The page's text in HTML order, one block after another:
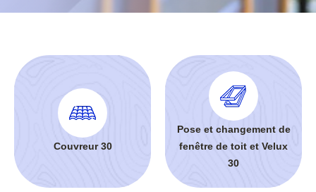
Couvreur 30
Pose et changement de
fenêtre de toit et Velux
30